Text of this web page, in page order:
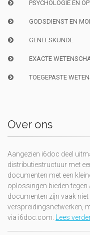
PSYCHOLOGIE EN
GODSDIENST EN
GENEESKUNDE
EXACTE
TOEGEPASTE
Over ons
Aangezien i6doc deel
distributiestructuur met
documenten met een
oplossingen bieden tegen
documenten zijn vaak
verspreidingsnetwerken,
via i6doc.com.
Lees